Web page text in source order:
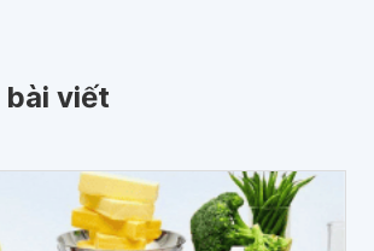
bài viết